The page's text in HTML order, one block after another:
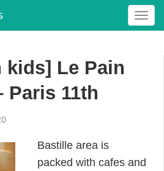
T
o
a
kids] Le Pain
Paris 11th
Bastille area is
packed with cafes and